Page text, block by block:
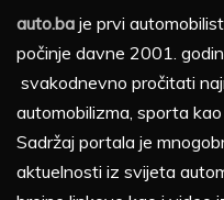
auto.ba je prvi
počinje davne 2001.
svakodnevno pročitati
automobilizma, sporta
Sadržaj portala je
aktuelnosti iz svijeta